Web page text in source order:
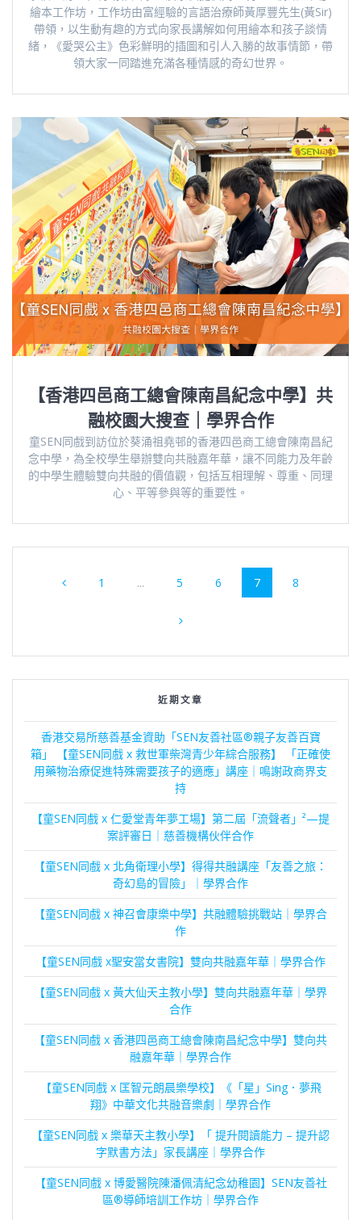
繪本工作坊，工作坊由富經驗的言語治療師黃厚豐先生(黃Sir)
帶領，以生動有趣的方式向家長講解如何用繪本和孩子談情
緒，《愛哭公主》色彩鮮明的插圖和引人入勝的故事情節，帶
領大家一同踏進充滿各種情感的奇幻世界。
【香港四邑商工總會陳南昌紀念中學】共
融校園大搜查｜學界合作
童SEN同戲到訪位於葵涌祖堯邨的香港四邑商工總會陳南昌紀
念中學，為全校學生舉辦雙向共融嘉年華，讓不同能力及年齡
的中學生體驗雙向共融的價值觀，包括互相理解、尊重、同理
心、平等參與等的重要性。
navigation
Page
1 ... Page
5 Page
6 Page
7 Page
8
近期文章
香港交易所慈善基金資助「SEN友善社區®親子友善百寶
箱」 【童SEN同戲 x 救世軍柴灣青少年綜合服務】 「正確使
用藥物治療促進特殊需要孩子的適應」講座｜鳴謝政商界支
持
【童SEN同戲 x 仁愛堂青年夢工場】第二屆「流聲者」²—提
案評審日｜慈善機構伙伴合作
【童SEN同戲 x 北角衛理小學】得得共融講座「友善之旅：
奇幻島的冒險」｜學界合作
【童SEN同戲 x 神召會康樂中學】共融體驗挑戰站｜學界合
作
【童SEN同戲 x聖安當女書院】雙向共融嘉年華｜學界合作
【童SEN同戲 x 黃大仙天主教小學】雙向共融嘉年華｜學界
合作
【童SEN同戲 x 香港四邑商工總會陳南昌紀念中學】雙向共
融嘉年華｜學界合作
【童SEN同戲 x 匡智元朗晨樂學校】《「星」Sing．夢飛
翔》中華文化共融音樂劇｜學界合作
【童SEN同戲 x 樂華天主教小學】「 提升閱讀能力 – 提升認
字默書方法」家長講座｜學界合作
【童SEN同戲 x 博愛醫院陳潘佩清紀念幼稚園】SEN友善社
區®導師培訓工作坊｜學界合作